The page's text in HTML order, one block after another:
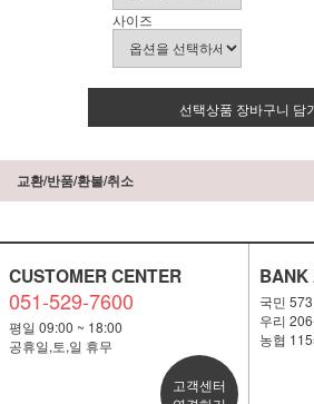
사이즈
선택상품 장바구니 담
교환/반품/환불/취소
CUSTOMER CENTER
051-529-7600
평일 09:00 ~ 18:00
공휴일,토,일 휴무
고객센터
BANK
국민
우리
농협